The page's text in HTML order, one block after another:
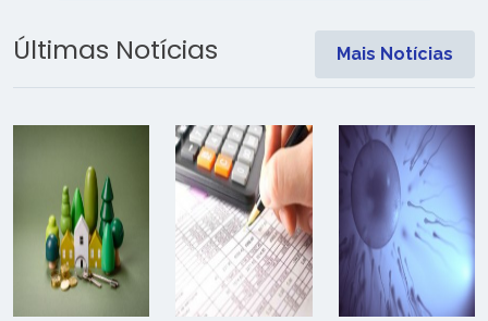
Últimas Notícias Mais Notícias